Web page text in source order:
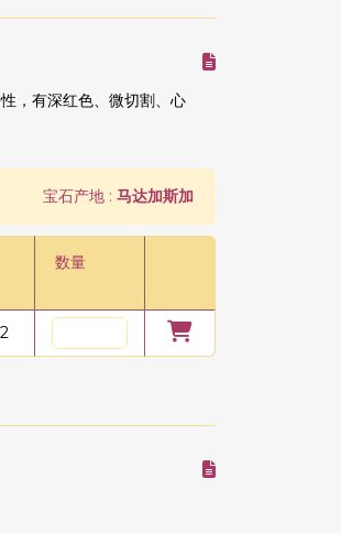
，有深红色、微切割、心
宝石产地 : 马达加斯加
数量